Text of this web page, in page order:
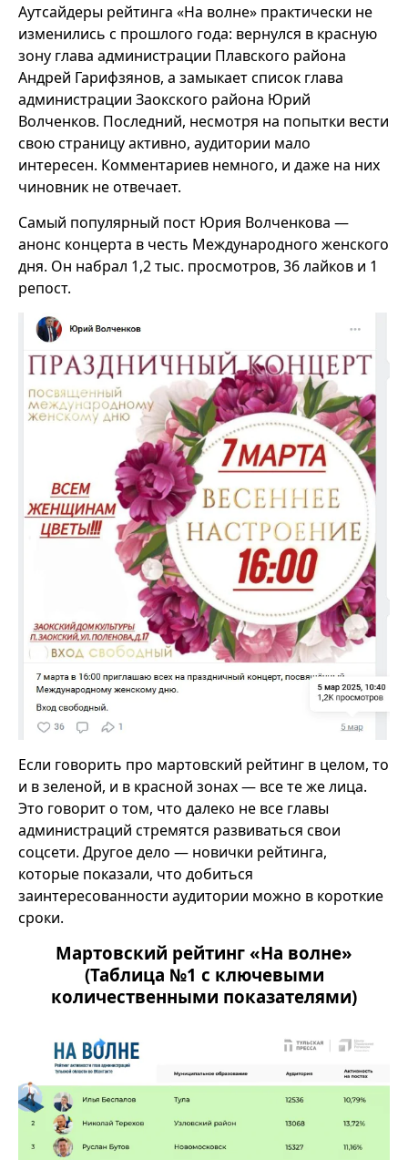
Аутсайдеры рейтинга «На волне» практически не
изменились с прошлого года: вернулся в красную
зону глава администрации Плавского района
Андрей Гарифзянов, а замыкает список глава
администрации Заокского района Юрий
Волченков. Последний, несмотря на попытки вести
свою страницу активно, аудитории мало
интересен. Комментариев немного, и даже на них
чиновник не отвечает.
Самый популярный пост Юрия Волченкова —
анонс концерта в честь Международного женского
дня. Он набрал 1,2 тыс. просмотров, 36 лайков и 1
репост.
Если говорить про мартовский рейтинг в целом, то
и в зеленой, и в красной зонах — все те же лица.
Это говорит о том, что далеко не все главы
администраций стремятся развиваться свои
соцсети. Другое дело — новички рейтинга,
которые показали, что добиться
заинтересованности аудитории можно в короткие
сроки.
Мартовский рейтинг «На волне»
(Таблица №1 с ключевыми
количественными показателями)